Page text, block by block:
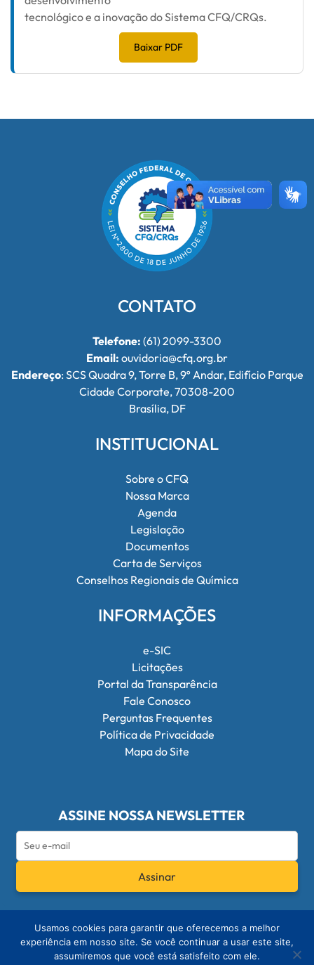
tecnológico e a inovação do Sistema CFQ/CRQs.
Baixar PDF
CONTATO
Telefone: (61) 2099-3300
Email: ouvidoria@cfq.org.br
Endereço: SCS Quadra 9, Torre B, 9º Andar, Edifício Parque
Cidade Corporate, 70308-200
Brasília, DF
INSTITUCIONAL
Sobre o CFQ
Nossa Marca
Agenda
Legislação
Documentos
Carta de Serviços
Conselhos Regionais de Química
INFORMAÇÕES
e-SIC
Licitações
Portal da Transparência
Fale Conosco
Perguntas Frequentes
Política de Privacidade
Mapa do Site
ASSINE NOSSA NEWSLETTER
Assinar
Redes Sociais do Conselho Federal de
Usamos cookies para garantir que oferecemos a melhor
experiência em nosso site. Se você continuar a usar este site,
assumiremos que você está satisfeito com ele.